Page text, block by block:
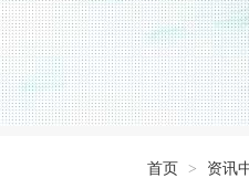
首页 > 资讯